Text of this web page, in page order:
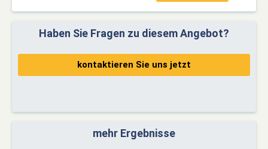
Haben Sie Fragen zu diesem Angebot?
kontaktieren Sie uns jetzt
mehr Ergebnisse